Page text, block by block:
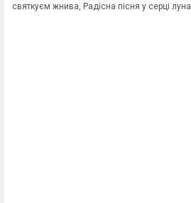
святкуєм жнива, Радісна пісня у серці луна